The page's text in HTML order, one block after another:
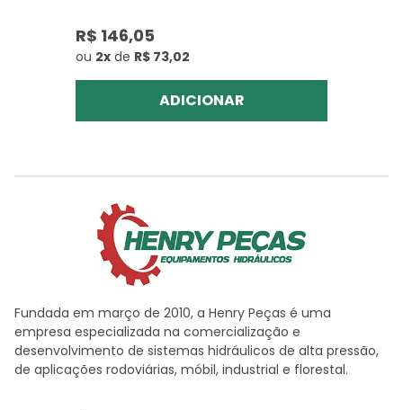
R$ 146,05
ou 2x de R$ 73,02
ADICIONAR
Fundada em março de 2010, a Henry Peças é uma
empresa especializada na comercialização e
desenvolvimento de sistemas hidráulicos de alta pressão,
de aplicações rodoviárias, móbil, industrial e florestal.